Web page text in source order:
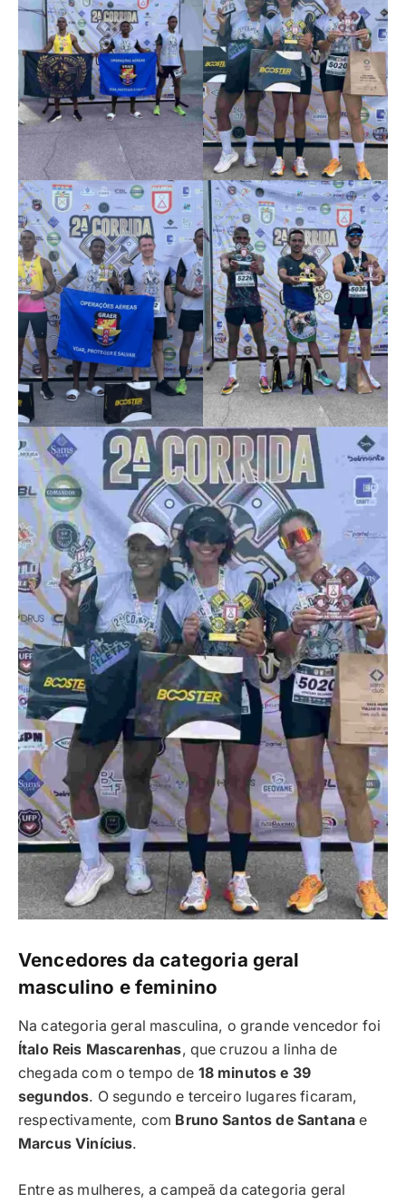
Vencedores da categoria geral
masculino e feminino
Na categoria geral masculina, o grande vencedor foi
Ítalo Reis Mascarenhas, que cruzou a linha de
chegada com o tempo de 18 minutos e 39
segundos. O segundo e terceiro lugares ficaram,
respectivamente, com Bruno Santos de Santana e
Marcus Vinícius.
Entre as mulheres, a campeã da categoria geral